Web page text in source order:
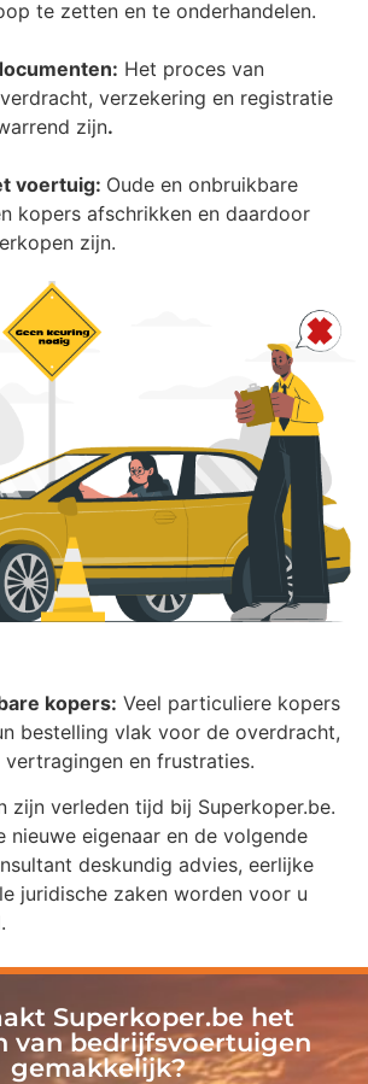
te zetten en te onderhandelen.
Het proces van
verzekering en registratie
zijn.
voertuig: Oude en onbruikbare
kopers afschrikken en daardoor
zijn.
kopers: Veel particuliere kopers
bestelling vlak voor de overdracht,
en frustraties.
zijn verleden tijd bij Superkoper.be.
nieuwe eigenaar en de volgende
deskundig advies, eerlijke
juridische zaken worden voor u
Superkoper.be het
van bedrijfsvoertuigen
gemakkelijk?